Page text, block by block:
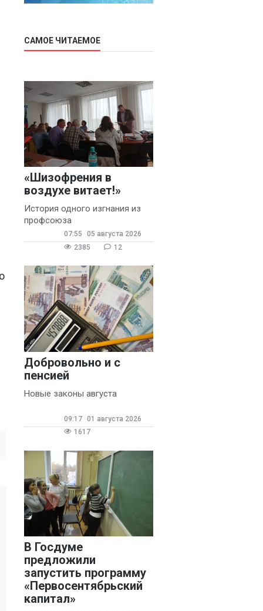
САМОЕ ЧИТАЕМОЕ
«Шизофрения в
воздухе витает!»
История одного изгнания из
профсоюза
07:55
05 августа 2026
2385
12
Добровольно и с
пенсией
Новые законы августа
09:17 01 августа 2026
1617
В Госдуме
предложили
запустить программу
«Первосентябрьский
капитал»